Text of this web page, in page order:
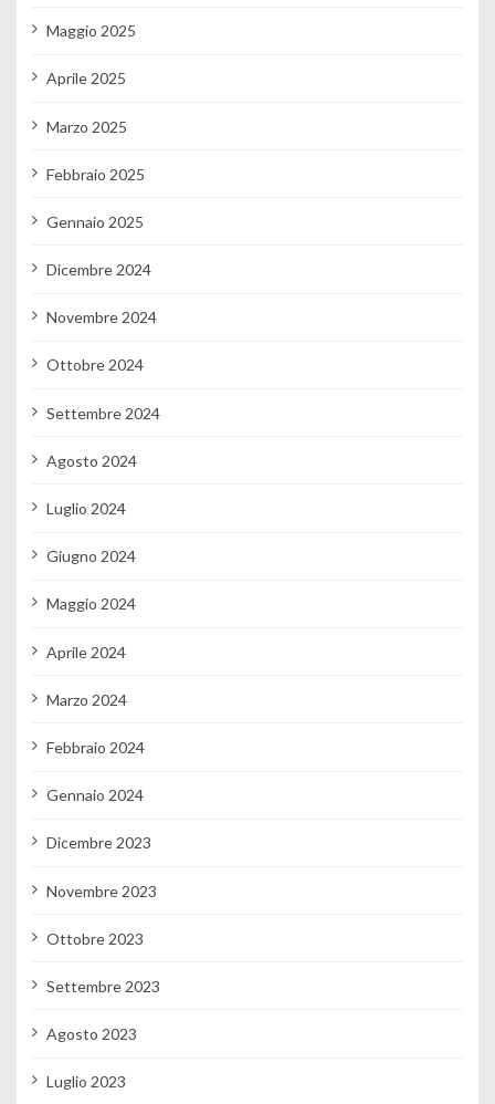
Maggio 2025
Aprile 2025
Marzo 2025
Febbraio 2025
Gennaio 2025
Dicembre 2024
Novembre 2024
Ottobre 2024
Settembre 2024
Agosto 2024
Luglio 2024
Giugno 2024
Maggio 2024
Aprile 2024
Marzo 2024
Febbraio 2024
Gennaio 2024
Dicembre 2023
Novembre 2023
Ottobre 2023
Settembre 2023
Agosto 2023
Luglio 2023